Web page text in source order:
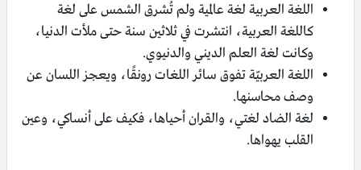
اللغة العربية لغة عالمية ولم تُشرق الشمس على لغة
كاللغة العربية، انتشرت في ثلاثين سنة حتى ملأت الدنيا،
وكانت لغة العلم الديني والدنيوي.
اللغة العربيّة تفوق سائر اللغات رونقًا، ويعجز اللسان عن
وصف محاسنها.
لغة الضاد لغتي، والقران أحياها، فكيف على أنساكي، وعين
القلب يهواها.